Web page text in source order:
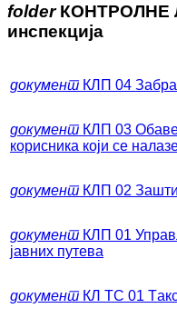
folder КОНТРОЛНЕ
инспекција
документ КЛП 04
документ КЛП 03
корисника који се
документ КЛП 02
документ КЛП 01
јавних путева
документ КЛ ТС 01